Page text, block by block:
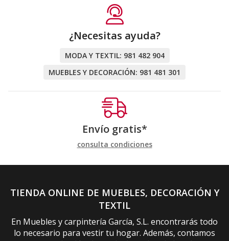
¿Necesitas ayuda?
MODA Y TEXTIL: 981 482 904
MUEBLES Y DECORACIÓN: 981 481 301
Envío gratis*
consulta condiciones
TIENDA ONLINE DE MUEBLES, DECORACIÓN Y
TEXTIL
En Muebles y carpintería García, S.L. encontrarás todo
lo necesario para vestir tu hogar. Además, contamos